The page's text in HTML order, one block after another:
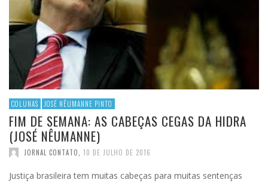
COLUNAS JOSÉ NÊUMANNE PINTO
FIM DE SEMANA: AS CABEÇAS CEGAS DA HIDRA
(JOSÉ NÊUMANNE)
JORNAL CONTATO, 10 DE JULHO DE 2016
Justiça brasileira tem muitas cabeças para muitas sentenças